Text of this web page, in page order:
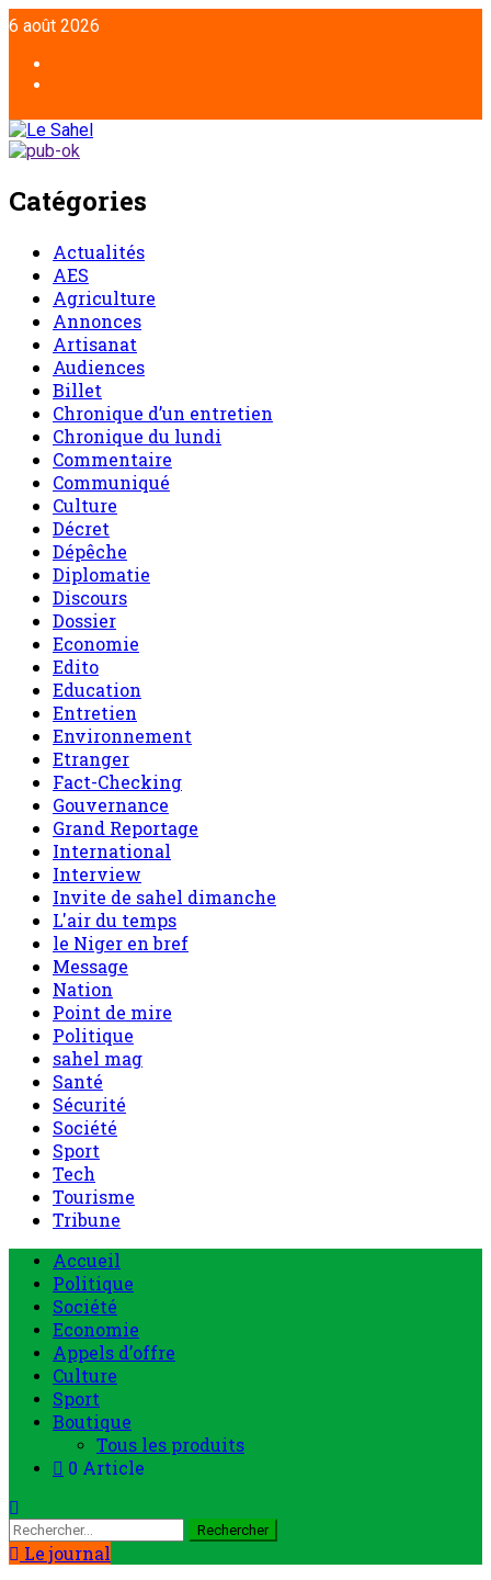
6 août 2026
Catégories
Actualités
AES
Agriculture
Annonces
Artisanat
Audiences
Billet
Chronique d’un entretien
Chronique du lundi
Commentaire
Communiqué
Culture
Décret
Dépêche
Diplomatie
Discours
Dossier
Economie
Edito
Education
Entretien
Environnement
Etranger
Fact-Checking
Gouvernance
Grand Reportage
International
Interview
Invite de sahel dimanche
L'air du temps
le Niger en bref
Message
Nation
Point de mire
Politique
sahel mag
Santé
Sécurité
Société
Sport
Tech
Tourisme
Tribune
Accueil
Politique
Société
Economie
Appels d’offre
Culture
Sport
Boutique
Tous les produits
0 Article
Le journal